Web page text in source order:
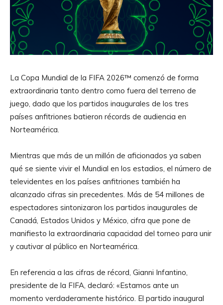
La Copa Mundial de la FIFA 2026™ comenzó de forma
extraordinaria tanto dentro como fuera del terreno de
juego, dado que los partidos inaugurales de los tres
países anfitriones batieron récords de audiencia en
Norteamérica.
Mientras que más de un millón de aficionados ya saben
qué se siente vivir el Mundial en los estadios, el número de
televidentes en los países anfitriones también ha
alcanzado cifras sin precedentes. Más de 54 millones de
espectadores sintonizaron los partidos inaugurales de
Canadá, Estados Unidos y México, cifra que pone de
manifiesto la extraordinaria capacidad del torneo para unir
y cautivar al público en Norteamérica.
En referencia a las cifras de récord, Gianni Infantino,
presidente de la FIFA, declaró: «Estamos ante un
momento verdaderamente histórico. El partido inaugural